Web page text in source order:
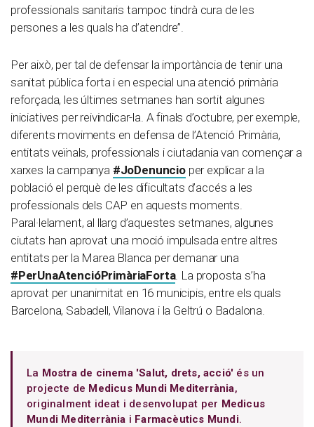
professionals sanitaris tampoc tindrà cura de les
persones a les quals ha d’atendre”.
Per això, per tal de defensar la importància de tenir una
sanitat pública forta i en especial una atenció primària
reforçada, les últimes setmanes han sortit algunes
iniciatives per reivindicar-la. A finals d’octubre, per exemple,
diferents moviments en defensa de l’Atenció Primària,
entitats veïnals, professionals i ciutadania van començar a
xarxes la campanya #JoDenuncioper explicar a la
població el perquè de les dificultats d’accés a les
professionals dels CAP en aquests moments.
Paral·lelament, al llarg d’aquestes setmanes, algunes
ciutats han aprovat una moció impulsada entre altres
entitats per la Marea Blanca per demanar una
#PerUnaAtencióPrimàriaForta. La proposta s’ha
aprovat per unanimitat en 16 municipis, entre els quals
Barcelona, Sabadell, Vilanova i la Geltrú o Badalona.
La Mostra de cinema 'Salut, drets, acció' és un
projecte de Medicus Mundi Mediterrània,
originalment ideat i desenvolupat per Medicus
Mundi Mediterrània i Farmacèutics Mundi.